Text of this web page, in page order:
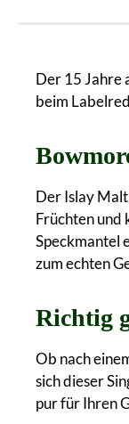
Der 15 Jahre
beim
Der Islay
Früchten und
Speckmantel
zum echten
Richtig
Ob nach
sich dieser
pur für Ihren